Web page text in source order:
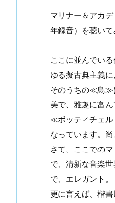
マリナー＆アカ
年録音）を聴いて
ここに並んでい
ゆる擬古典主義に
そのうちの≪鳥≫
美で、雅趣に富ん
≪ボッティチェル
なっています。
さて、ここでの
で、清新な音楽
で、エレガント。
更に言えば、楷